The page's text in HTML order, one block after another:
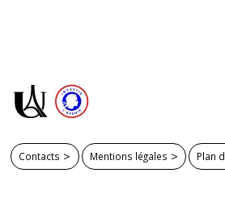
Contacts Mentions légales Plan